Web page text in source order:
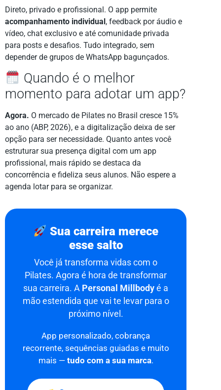
Direto, privado e profissional. O app permite
acompanhamento individual, feedback por áudio e
vídeo, chat exclusivo e até comunidade privada
para posts e desafios. Tudo integrado, sem
depender de grupos de WhatsApp bagunçados.
Quando é o melhor
momento para adotar um app?
Agora. O mercado de Pilates no Brasil cresce 15%
ao ano (ABP, 2026), e a digitalização deixa de ser
opção para ser necessidade. Quanto antes você
estruturar sua presença digital com um app
profissional, mais rápido se destaca da
concorrência e fideliza seus alunos. Não espere a
agenda lotar para se organizar.
Sua carreira merece
esse salto
Você já transforma vidas com o
Pilates. Agora é hora de transformar
sua carreira. A Personal Millbody é a
mão estendida que vai te levar para o
próximo nível.
App personalizado, cobrança
recorrente, sequências guiadas e muito
mais — tudo com a sua marca.